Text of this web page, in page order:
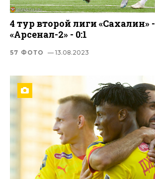
4 тур второй лиги «Сахалин» -
«Арсенал-2» - 0:1
57 ФОТО — 13.08.2023